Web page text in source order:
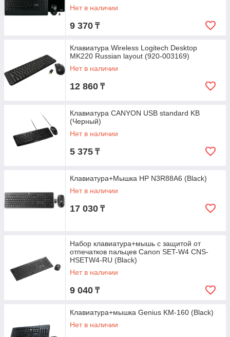
Нет в наличии
9 370 ₸
Клавиатура Wireless Logitech Desktop
MK220 Russian layout (920-003169)
Нет в наличии
12 860 ₸
Клавиатура CANYON USB standard KB
(Черный)
Нет в наличии
5 375 ₸
Клавиатура+Мышка HP N3R88A6 (Black)
Нет в наличии
17 030 ₸
Набор клавиатура+мышь с защитой от
отпечатков пальцев Canon SET-W4 CNS-
HSETW4-RU (Black)
Нет в наличии
9 040 ₸
Клавиатура+мышка Genius KM-160 (Black)
Нет в наличии